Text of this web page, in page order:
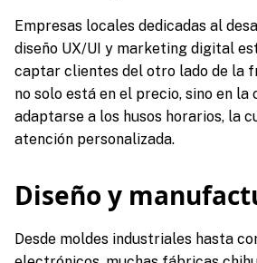
Empresas locales dedicadas al
diseño UX/UI y marketing digital
captar clientes del otro lado de la
no solo está en el precio, sino en la
adaptarse a los husos horarios, la
atención personalizada.
Diseño y
Desde moldes industriales hasta